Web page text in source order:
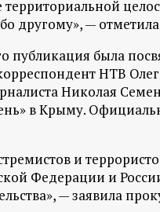
другому», —
публикация была
НТВ
Николая
в Крыму.
и
Федерации и
— заявила